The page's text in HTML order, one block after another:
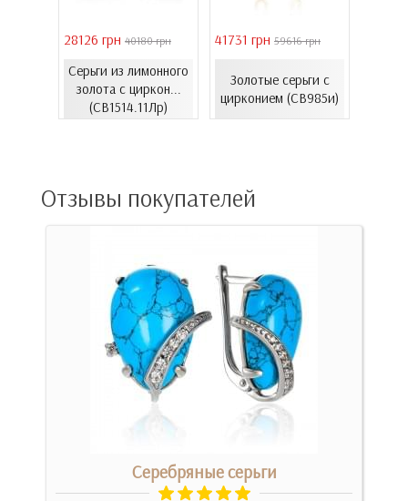
28126 грн 40180 грн
Серьги из лимонного
золота с циркон...
(СВ1514.11Лр)
41731 грн 59616 грн
Золотые серьги с
цирконием (СВ985и)
Отзывы покупателей
Серебряные серьги